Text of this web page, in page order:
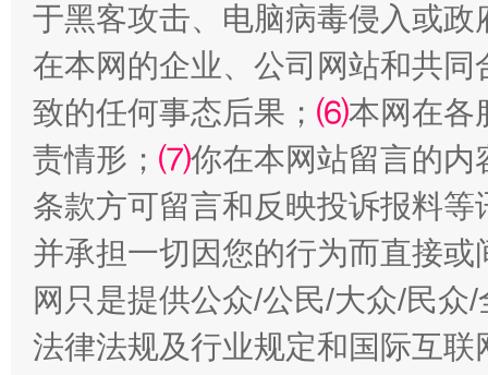
全民健身五年计划来了！等你上场
阿坝州三大球赛在茂县开幕 规模
于黑客攻击、电脑病毒侵入或
在本网的企业、公司网站和共
致的任何事态后果； ⑹本网在各
责情形； ⑺你在本网站留言的内
条款方可留言和反映投诉报料
并承担一切因您的行为而直接
网只是提供公众/公民/大众/民
法律法规及行业规定和国际互